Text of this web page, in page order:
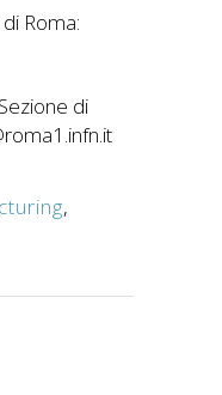
Roma:
di
,